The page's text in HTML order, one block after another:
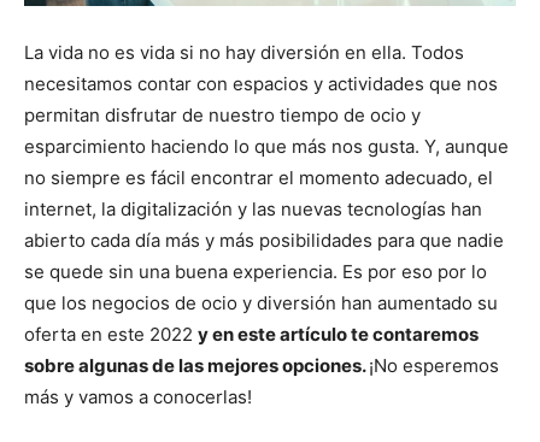
La vida no es vida si no hay diversión en ella. Todos
necesitamos contar con espacios y actividades que nos
permitan disfrutar de nuestro tiempo de ocio y
esparcimiento haciendo lo que más nos gusta. Y, aunque
no siempre es fácil encontrar el momento adecuado, el
internet, la digitalización y las nuevas tecnologías han
abierto cada día más y más posibilidades para que nadie
se quede sin una buena experiencia. Es por eso por lo
que los negocios de ocio y diversión han aumentado su
oferta en este 2022 y en este artículo te contaremos
sobre algunas de las mejores opciones.¡No esperemos
más y vamos a conocerlas!